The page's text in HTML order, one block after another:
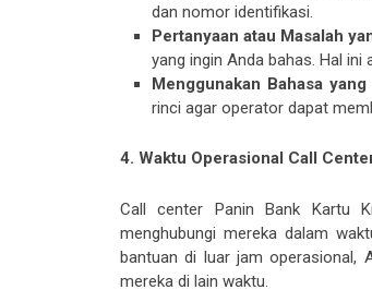
dan nomor identifikasi.
Pertanyaan atau Masalah
yang ingin Anda bahas. Hal
Menggunakan Bahasa
rinci agar operator dapat
4. Waktu Operasional Call
Call center Panin Bank Kartu
menghubungi mereka dalam
bantuan di luar jam operasional,
mereka di lain waktu.